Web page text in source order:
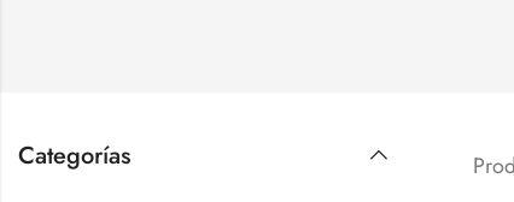
Categorías